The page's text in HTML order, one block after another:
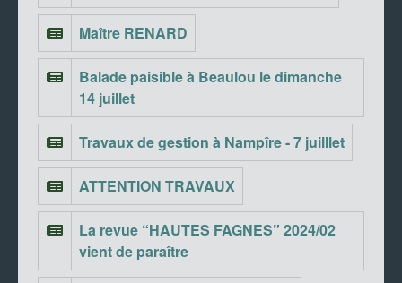
Maître RENARD
Balade paisible à Beaulou le dimanche
14 juillet
Travaux de gestion à Nampîre - 7 juilllet
ATTENTION TRAVAUX
La revue “HAUTES FAGNES” 2024/02
vient de paraître